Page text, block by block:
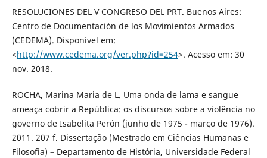
RESOLUCIONES DEL V CONGRESO DEL PRT. Buenos Aires:
Centro de Documentación de los Movimientos Armados
(CEDEMA). Disponível em:
<http://www.cedema.org/ver.php?id=254>. Acesso em: 30
nov. 2018.
ROCHA, Marina Maria de L. Uma onda de lama e sangue
ameaça cobrir a República: os discursos sobre a violência no
governo de Isabelita Perón (junho de 1975 - março de 1976).
2011. 207 f. Dissertação (Mestrado em Ciências Humanas e
Filosofia) – Departamento de História, Universidade Federal